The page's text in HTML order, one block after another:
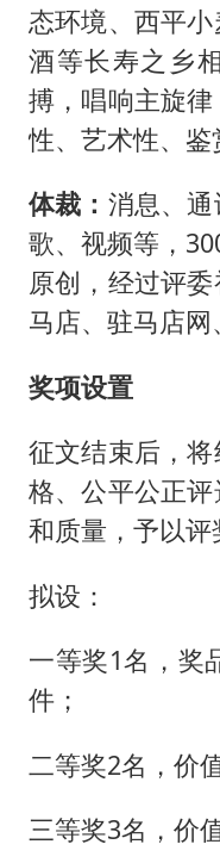
态环境、西平
酒等长寿之乡
搏，唱响主旋
性、艺术性、鉴
体裁： 消息、
歌、视频等，
原创，经过评
马店、驻马店网
奖项设置
征文结束后，
格、公平公正
和质量，予以评
拟设：
一等奖1名，奖
件；
二等奖2名，价
三等奖3名，价